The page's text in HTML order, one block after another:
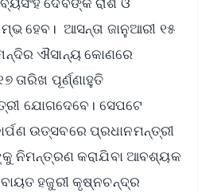
ହେବ। ଆସନ୍ତା ଜାନୁଆରୀ ୧୫
ଐସାନ୍ୟ କୋଣରେ
ତାରିଖ ପୂର୍ଣ୍ଣାହୁତି
ଯୋଗଦେବେ। ସେପଟେ
ଉତ୍ସବରେ ପ୍ରଧାନମନ୍ତ୍ରୀ
ନିମନ୍ତ୍ରଣ କରାଯିବା ଆବଶ୍ୟକ
ହଜୁରୀ କୃଷ୍ନଚନ୍ଦ୍ର